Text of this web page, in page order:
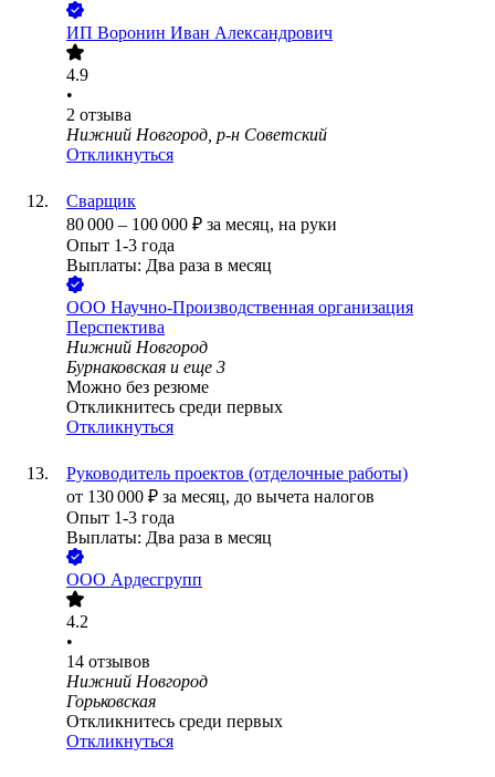
ИП Воронин Иван Александрович
4.9
•
2 отзыва
Нижний Новгород, р-н Советский
Откликнуться
Сварщик
80 000 – 100 000 ₽ за месяц, на руки
Опыт 1-3 года
Выплаты: Два раза в месяц
ООО Научно-Производственная организация
Перспектива
Нижний Новгород
Бурнаковская и еще 3
Можно без резюме
Откликнитесь среди первых
Откликнуться
Руководитель проектов (отделочные работы)
от 130 000 ₽ за месяц, до вычета налогов
Опыт 1-3 года
Выплаты: Два раза в месяц
ООО Ардесгрупп
4.2
•
14 отзывов
Нижний Новгород
Горьковская
Откликнитесь среди первых
Откликнуться